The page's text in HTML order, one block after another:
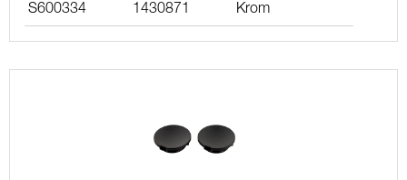
S600334 1430871 Krom